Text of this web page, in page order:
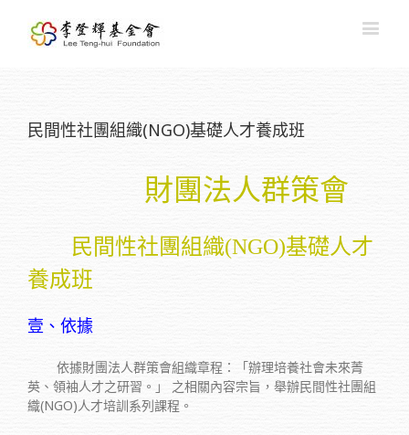
民間性社團組織(NGO)基礎人才養成班
財團法人群策會
民間性社團組織(NGO)基礎人才
養成班
壹、依據
依據財團法人群策會組織章程：「辦理培養社會未來菁
英、領袖人才之研習。」 之相關內容宗旨，舉辦民間性社團組
織(NGO)人才培訓系列課程。